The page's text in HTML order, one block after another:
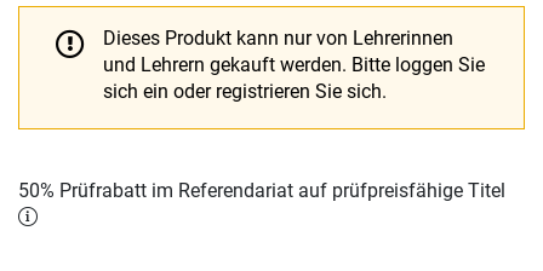
Dieses Produkt kann nur von Lehrerinnen
und Lehrern gekauft werden. Bitte loggen Sie
sich ein oder registrieren Sie sich.
50% Prüfrabatt im Referendariat auf prüfpreisfähige Titel